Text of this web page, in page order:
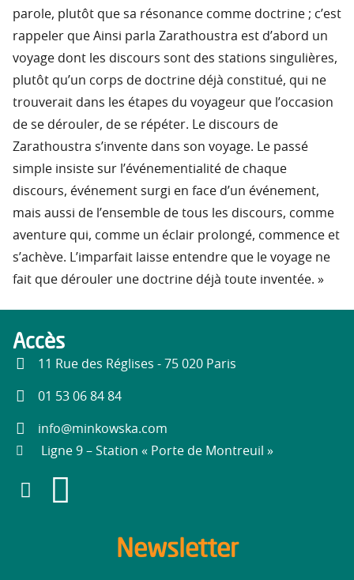
parole, plutôt que sa résonance comme doctrine ; c’est
rappeler que Ainsi parla Zarathoustra est d’abord un
voyage dont les discours sont des stations singulières,
plutôt qu’un corps de doctrine déjà constitué, qui ne
trouverait dans les étapes du voyageur que l’occasion
de se dérouler, de se répéter. Le discours de
Zarathoustra s’invente dans son voyage. Le passé
simple insiste sur l’événementialité de chaque
discours, événement surgi en face d’un événement,
mais aussi de l’ensemble de tous les discours, comme
aventure qui, comme un éclair prolongé, commence et
s’achève. L’imparfait laisse entendre que le voyage ne
fait que dérouler une doctrine déjà toute inventée. »
Accès
11 Rue des Réglises - 75 020 Paris
01 53 06 84 84
info@minkowska.com
Ligne 9 – Station « Porte de Montreuil »
Newsletter